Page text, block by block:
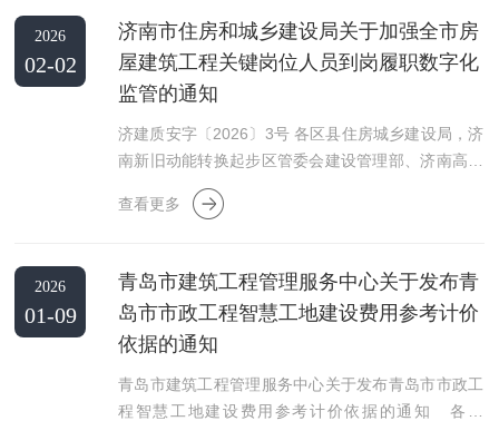
2026
02-02
济南市住房和城乡建设局关于加强全市房
屋建筑工程关键岗位人员到岗履职数字化
监管的通知
济建质安字〔2026〕3号 各区县住房城乡建设局，济
南新旧动能转换起步区管委会建设管理部、济南高新
区管委会规划建设部
查看更多
2026
01-09
青岛市建筑工程管理服务中心关于发布青
岛市市政工程智慧工地建设费用参考计价
依据的通知
青岛市建筑工程管理服务中心关于发布青岛市市政工
程智慧工地建设费用参考计价依据的通知 各区